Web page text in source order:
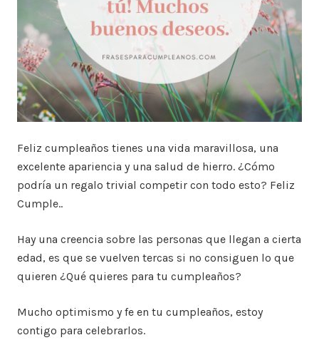
Feliz cumpleaños tienes una vida maravillosa, una
excelente apariencia y una salud de hierro. ¿Cómo
podría un regalo trivial competir con todo esto? Feliz
Cumple..
Hay una creencia sobre las personas que llegan a cierta
edad, es que se vuelven tercas si no consiguen lo que
quieren ¿Qué quieres para tu cumpleaños?
Mucho optimismo y fe en tu cumpleaños, estoy
contigo para celebrarlos.